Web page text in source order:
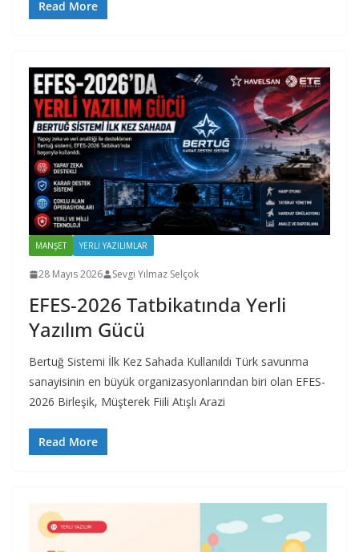
Read More
MANŞET YERLI YAZILIMLAR
28 Mayıs 2026 Sevgi Yılmaz Selçok
EFES-2026 Tatbikatında Yerli
Yazılım Gücü
Bertuğ Sistemi İlk Kez Sahada Kullanıldı Türk savunma
sanayisinin en büyük organizasyonlarından biri olan EFES-
2026 Birleşik, Müşterek Fiili Atışlı Arazi
Read More